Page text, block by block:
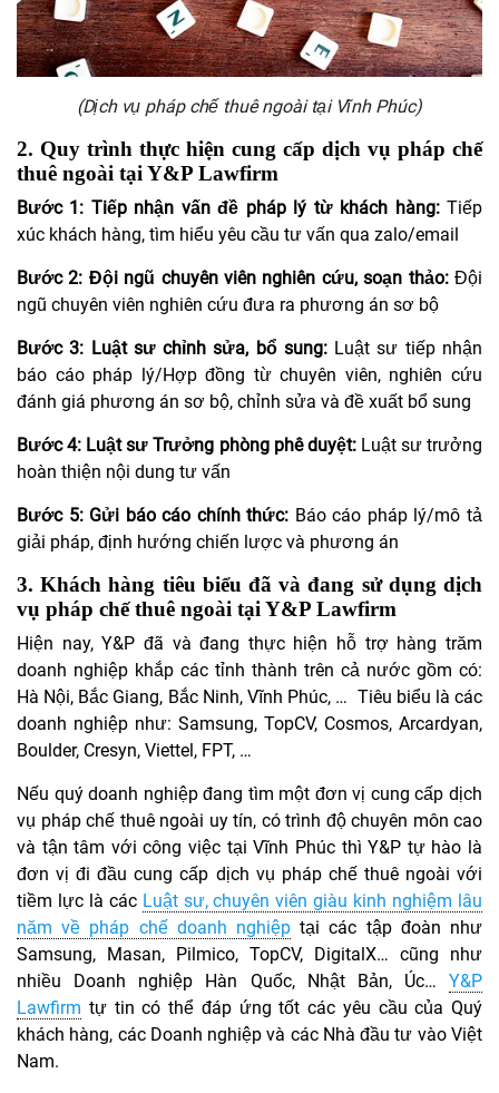
(Dịch vụ pháp chế thuê ngoài tại Vĩnh Phúc)
2. Quy trình thực hiện cung cấp dịch vụ pháp chế
thuê ngoài tại Y&P Lawfirm
Bước 1: Tiếp nhận vấn đề pháp lý từ khách hàng: Tiếp
xúc khách hàng, tìm hiểu yêu cầu tư vấn qua zalo/email
Bước 2: Đội ngũ chuyên viên nghiên cứu, soạn thảo: Đội
ngũ chuyên viên nghiên cứu đưa ra phương án sơ bộ
Bước 3: Luật sư chỉnh sửa, bổ sung: Luật sư tiếp nhận
báo cáo pháp lý/Hợp đồng từ chuyên viên, nghiên cứu
đánh giá phương án sơ bộ, chỉnh sửa và đề xuất bổ sung
Bước 4: Luật sư Trưởng phòng phê duyệt: Luật sư trưởng
hoàn thiện nội dung tư vấn
Bước 5: Gửi báo cáo chính thức: Báo cáo pháp lý/mô tả
giải pháp, định hướng chiến lược và phương án
3. Khách hàng tiêu biểu đã và đang sử dụng dịch
vụ pháp chế thuê ngoài tại Y&P Lawfirm
Hiện nay, Y&P đã và đang thực hiện hỗ trợ hàng trăm
doanh nghiệp khắp các tỉnh thành trên cả nước gồm có:
Hà Nội, Bắc Giang, Bắc Ninh, Vĩnh Phúc, … Tiêu biểu là các
doanh nghiệp như: Samsung, TopCV, Cosmos, Arcardyan,
Boulder, Cresyn, Viettel, FPT, …
Nếu quý doanh nghiệp đang tìm một đơn vị cung cấp dịch
vụ pháp chế thuê ngoài uy tín, có trình độ chuyên môn cao
và tận tâm với công việc tại Vĩnh Phúc thì Y&P tự hào là
đơn vị đi đầu cung cấp dịch vụ pháp chế thuê ngoài với
tiềm lực là các Luật sư, chuyên viên giàu kinh nghiệm lâu
năm về pháp chế doanh nghiệp tại các tập đoàn như
Samsung, Masan, Pilmico, TopCV, DigitalX… cũng như
nhiều Doanh nghiệp Hàn Quốc, Nhật Bản, Úc… Y&P
Lawfirm tự tin có thể đáp ứng tốt các yêu cầu của Quý
khách hàng, các Doanh nghiệp và các Nhà đầu tư vào Việt
Nam.